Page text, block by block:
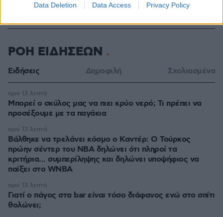
Data Deletion Data Access Privacy Policy
Επαγγελματική Εκπαίδευση & Εξειδίκευση: Το Mοντέλο που
ΡΟΗ ΕΙΔΗΣΕΩΝ
Ειδήσεις Δημοφιλή Σχολιασμένα
Μπορεί ο σκύλος μας να πιει κρύο νερό; Τι πρέπει να
προσέξουμε με τα παγάκια
πριν 13 λεπτά
Βάλθηκε να τρελάνει κόσμο ο Καντέρ: Ο Τούρκος
πρώην σέντερ του NBA δηλώνει ότι πληροί τα
κριτήρια... συμπερίληψης και δηλώνει υποψήφιος να
παίξει στο WNBA
πριν 13 λεπτά
Γιατί ο πάγος στα bar είναι τόσο διάφανος ενώ στο σπίτι
θολώνει;
πριν 13 λεπτά